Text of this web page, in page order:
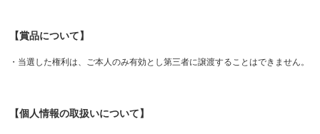
【賞品について】
・当選した権利は、ご本人のみ有効とし第三者に譲渡することはできません。
【個人情報の取扱いについて】